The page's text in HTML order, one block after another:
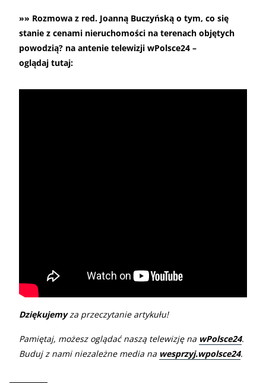
»» Rozmowa z red. Joanną Buczyńską o tym, co się
stanie z cenami nieruchomości na terenach objętych
powodzią? na antenie telewizji wPolsce24 –
oglądaj tutaj:
Dziękujemyza przeczytanie artykułu!
Pamiętaj, możesz oglądać naszą telewizję na wPolsce24.
Buduj z nami niezależne media na wesprzyj.wpolsce24.